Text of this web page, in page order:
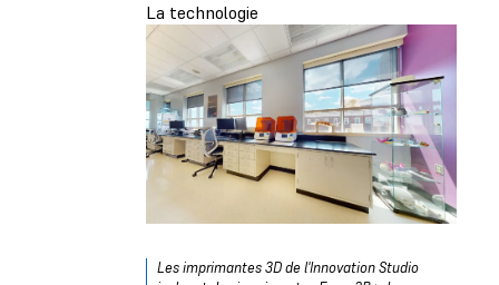
La technologie
Les imprimantes 3D de l'Innovation Studio